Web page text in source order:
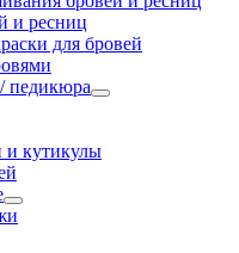
и ресниц
для бровей
педикюра
и кутикулы